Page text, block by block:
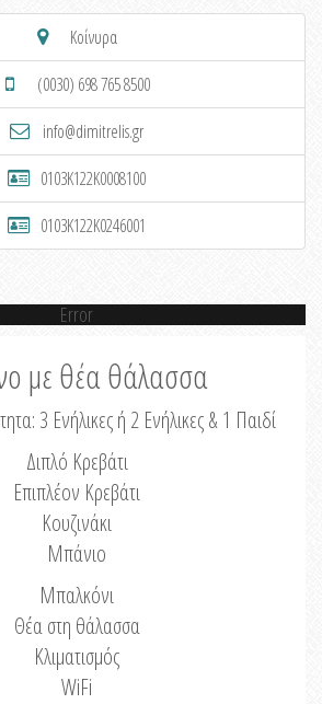
Κοίνυρα
(0030) 698 765 8500
info@dimitrelis.gr
0103K122K0008100
0103K122K0246001
Error
με θέα θάλασσα
3 Ενήλικες ή 2 Ενήλικες & 1 Παιδί
Διπλό Κρεβάτι
Επιπλέον Κρεβάτι
Κουζινάκι
Μπάνιο
Μπαλκόνι
Θέα στη θάλασσα
Κλιματισμός
WiFi